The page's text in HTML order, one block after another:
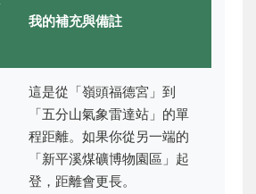
我的補充與備註
這是從「嶺頭福德宮」到
「五分山氣象雷達站」的單
程距離。如果你從另一端的
「新平溪煤礦博物園區」起
登，距離會更長。